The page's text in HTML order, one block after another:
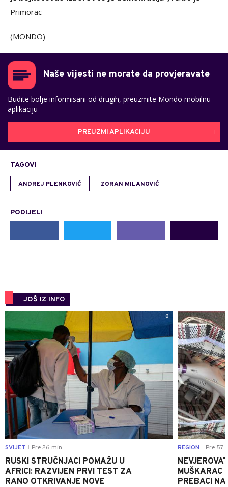
Primorac
(MONDO)
Naše vijesti ne morate da provjeravate
Budite bolje informisani od drugih, preuzmite Mondo mobilnu
aplikaciju
PREUZMI APLIKACIJU
TAGOVI
ANDREJ PLENKOVIĆ ZORAN MILANOVIĆ
PODIJELI
JOŠ IZ INFO
0
SVIJET Pre 26 min
RUSKI STRUČNJACI POMAŽU U
AFRICI: RAZVIJEN PRVI TEST ZA
RANO OTKRIVANJE NOVE
REGION Pre 57
MUŠKARAC
PREBACI